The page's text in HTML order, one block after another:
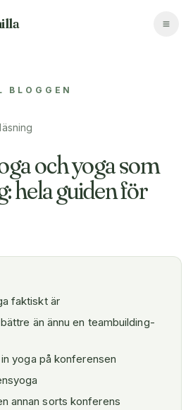
läsning
och yoga som
hela guiden för
faktiskt är
än ännu en teambuilding-
yoga på konferensen
annan sorts konferens